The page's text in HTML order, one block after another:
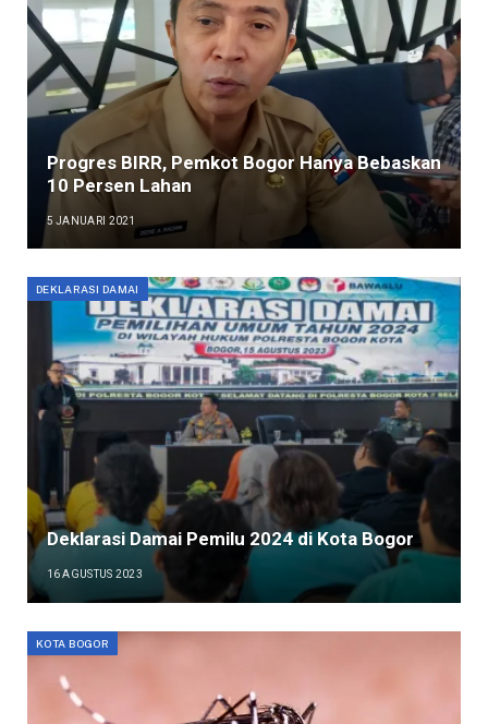
Progres BIRR, Pemkot Bogor Hanya Bebaskan
10 Persen Lahan
5 JANUARI 2021
DEKLARASI DAMAI
Deklarasi Damai Pemilu 2024 di Kota Bogor
16 AGUSTUS 2023
KOTA BOGOR